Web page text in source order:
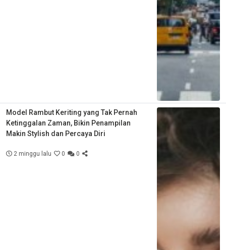
Model Rambut Keriting yang Tak Pernah
Ketinggalan Zaman, Bikin Penampilan
Makin Stylish dan Percaya Diri
2 minggu lalu 0 0